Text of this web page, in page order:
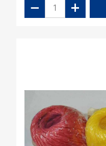
− +